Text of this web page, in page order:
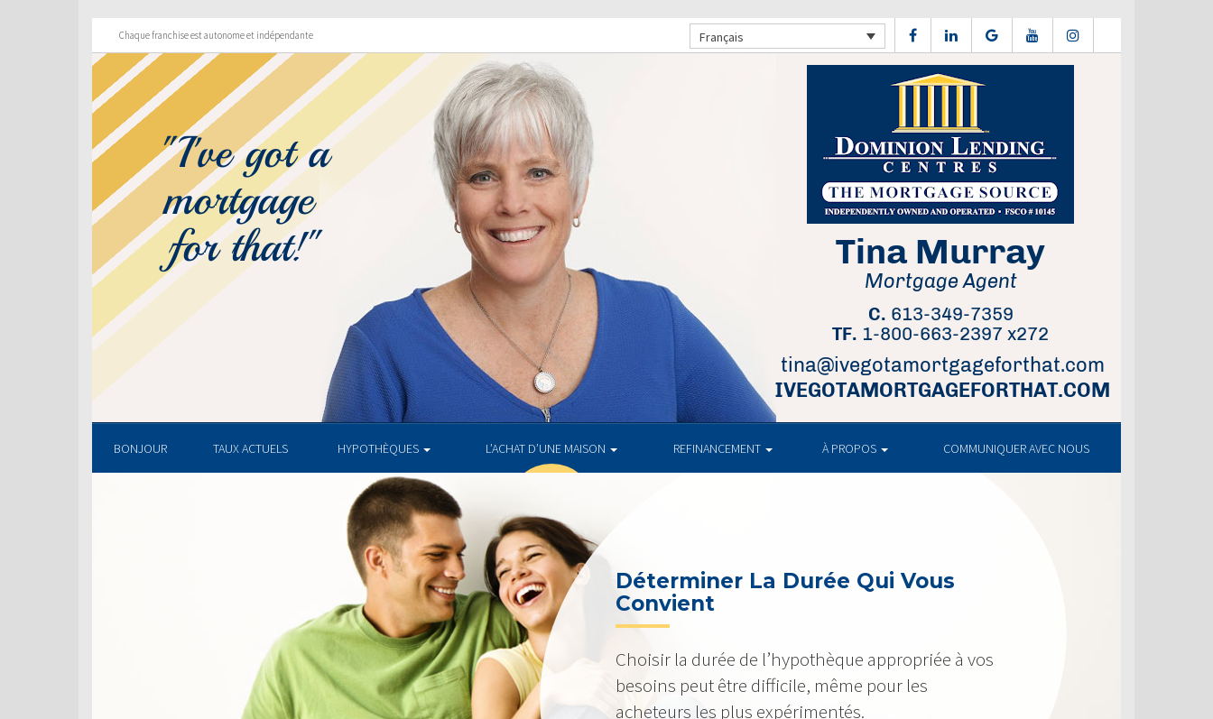
Chaque franchise est autonome et indépendante Français
BONJOUR TAUX ACTUELS HYPOTHÈQUES L’ACHAT D’UNE MAISON REFINANCEMENT À PROPOS COMMUNIQUER AVEC NOUS
Déterminer La Durée Qui Vous
Convient
Choisir la durée de l’hypothèque appropriée à vos
besoins peut être difficile, même pour les
acheteurs les plus expérimentés.